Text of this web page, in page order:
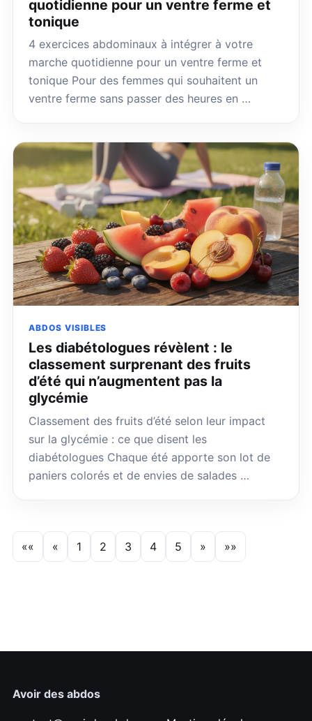
quotidienne pour un ventre ferme et
tonique
4 exercices abdominaux à intégrer à votre
marche quotidienne pour un ventre ferme et
tonique Pour des femmes qui souhaitent un
ventre ferme sans passer des heures en …
ABDOS VISIBLES
Les diabétologues révèlent : le
classement surprenant des fruits
d’été qui n’augmentent pas la
glycémie
Classement des fruits d’été selon leur impact
sur la glycémie : ce que disent les
diabétologues Chaque été apporte son lot de
paniers colorés et de envies de salades …
«« « 1 2 3 4 5 » »»
Avoir des abdos